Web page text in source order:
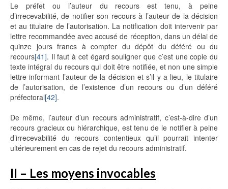
Le préfet ou l’auteur du recours est tenu, à peine
d’irrecevabilité, de notifier son recours à l’auteur de la décision
et au titulaire de l’autorisation. La notification doit intervenir par
lettre recommandée avec accusé de réception, dans un délai de
quinze jours francs à compter du dépôt du déféré ou du
recours[41]. Il faut à cet égard souligner que c’est une copie du
texte intégral du recours qui doit être notifiée, et non une simple
lettre informant l’auteur de la décision et s’il y a lieu, le titulaire
de l’autorisation, de l’existence d’un recours ou d’un déféré
préfectoral[42].
De même, l’auteur d’un recours administratif, c’est-à-dire d’un
recours gracieux ou hiérarchique, est tenu de le notifier à peine
d’irrecevabilité du recours contentieux qu’il pourrait intenter
ultérieurement en cas de rejet du recours administratif.
II – Les moyens invocables